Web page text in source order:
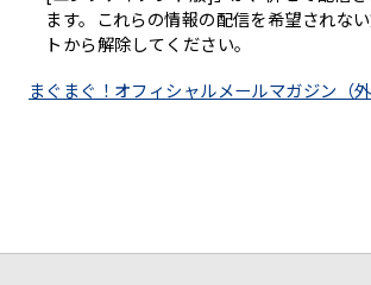
ます。これらの情報の配信を希望されな
トから解除してください。
まぐまぐ！オフィシャルメールマガジン（外